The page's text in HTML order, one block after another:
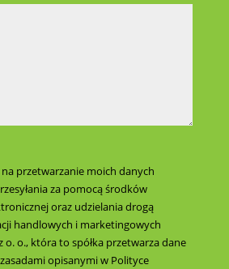
przetwarzanie moich danych
za pomocą środków
oraz udzielania drogą
handlowych i marketingowych
o. o., która to spółka przetwarza dane
opisanymi w Polityce